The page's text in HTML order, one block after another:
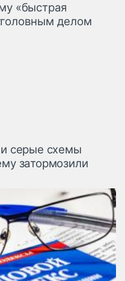
«быстрая
делом
серые схемы
затормозили